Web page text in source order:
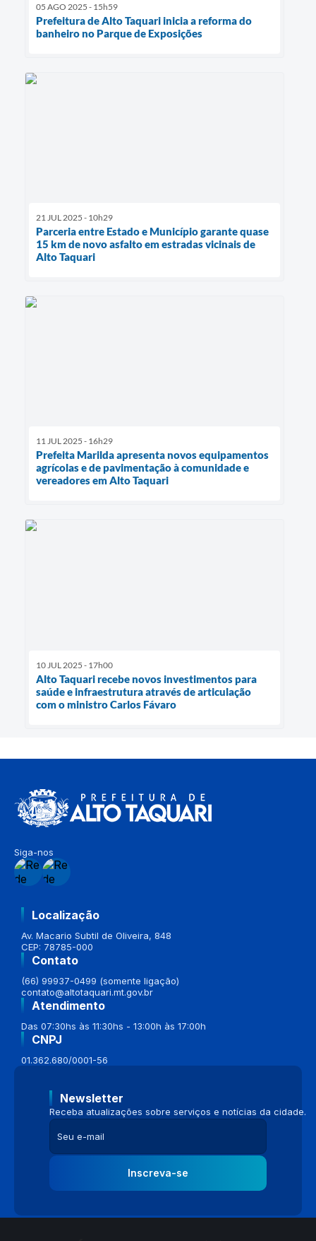
05 AGO 2025 - 15h59
Prefeitura de Alto Taquari inicia a reforma do
banheiro no Parque de Exposições
21 JUL 2025 - 10h29
Parceria entre Estado e Município garante quase
15 km de novo asfalto em estradas vicinais de
Alto Taquari
11 JUL 2025 - 16h29
Prefeita Marilda apresenta novos equipamentos
agrícolas e de pavimentação à comunidade e
vereadores em Alto Taquari
10 JUL 2025 - 17h00
Alto Taquari recebe novos investimentos para
saúde e infraestrutura através de articulação
com o ministro Carlos Fávaro
Siga-nos
Localização
Av. Macario Subtil de Oliveira, 848
CEP: 78785-000
Contato
(66) 99937-0499 (somente ligação)
contato@altotaquari.mt.gov.br
Atendimento
Das 07:30hs às 11:30hs - 13:00h às 17:00h
CNPJ
01.362.680/0001-56
Newsletter
Receba atualizações sobre serviços e notícias da cidade.
Inscreva-se